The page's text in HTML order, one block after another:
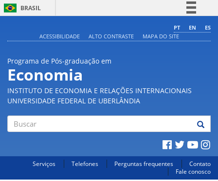
BRASIL
Comunica BR
PT EN
ES
ACESSIBILIDADE
ALTO CONTRASTE MAPA DO SITE
Programa de Pós-graduação em
Economia
INSTITUTO DE ECONOMIA E RELAÇÕES INTERNACIONAIS
UNIVERSIDADE FEDERAL DE UBERLÂNDIA
Serviços Telefones Perguntas frequentes
Contato
Fale conosco